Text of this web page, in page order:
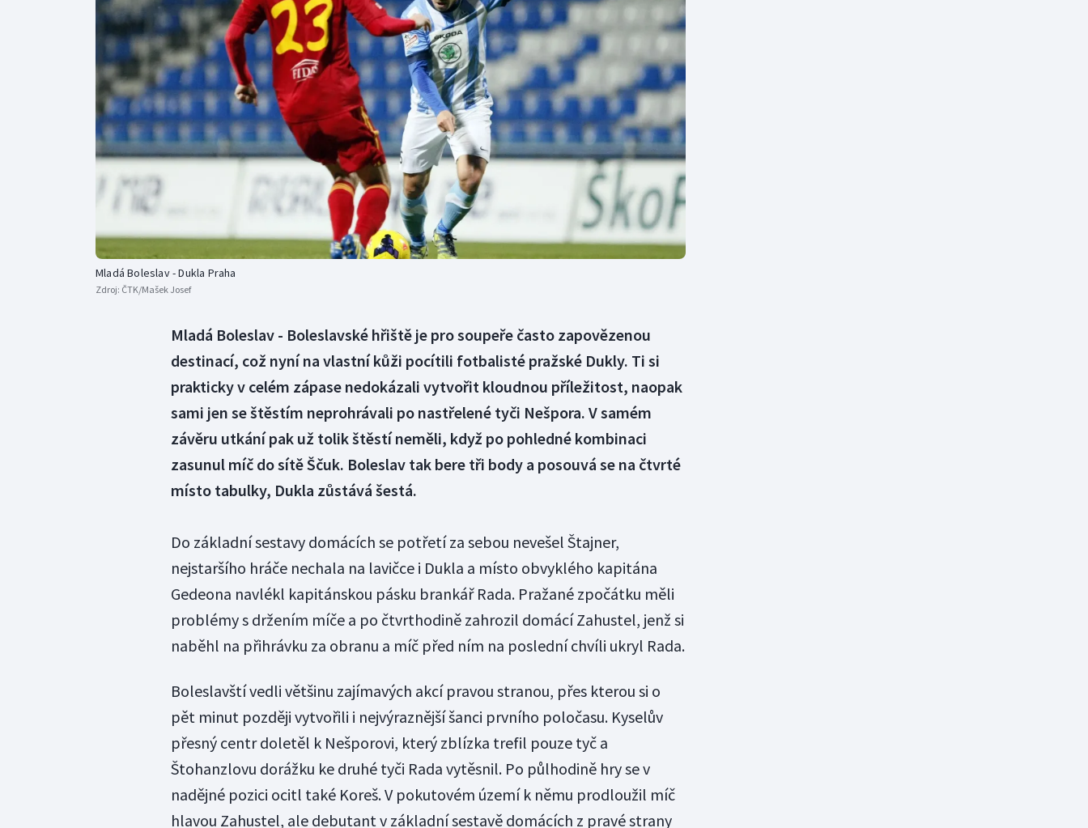
Curling
Dostihy
Florbal
Futsal
Golf
Gymnastika
Moderní pětiboj
Motorsport
Olympijské hry
Parasport
Plavání
Plážový volejbal
Triatlon
Veslování
Vodní slalom
Volejbal
Ostatní
Mladá Boleslav - Dukla Praha
Zdroj: ČTK/Mašek Josef
Mladá Boleslav - Boleslavské hřiště je pro soupeře často zapovězenou
destinací, což nyní na vlastní kůži pocítili fotbalisté pražské Dukly. Ti si
prakticky v celém zápase nedokázali vytvořit kloudnou příležitost, naopak
sami jen se štěstím neprohrávali po nastřelené tyči Nešpora. V samém
závěru utkání pak už tolik štěstí neměli, když po pohledné kombinaci
zasunul míč do sítě Ščuk. Boleslav tak bere tři body a posouvá se na čtvrté
místo tabulky, Dukla zůstává šestá.
Do základní sestavy domácích se potřetí za sebou nevešel Štajner,
nejstaršího hráče nechala na lavičce i Dukla a místo obvyklého kapitána
Gedeona navlékl kapitánskou pásku brankář Rada. Pražané zpočátku měli
problémy s držením míče a po čtvrthodině zahrozil domácí Zahustel, jenž si
naběhl na přihrávku za obranu a míč před ním na poslední chvíli ukryl Rada.
Boleslavští vedli většinu zajímavých akcí pravou stranou, přes kterou si o
pět minut později vytvořili i nejvýraznější šanci prvního poločasu. Kyselův
přesný centr doletěl k Nešporovi, který zblízka trefil pouze tyč a
Štohanzlovu dorážku ke druhé tyči Rada vytěsnil. Po půlhodině hry se v
nadějné pozici ocitl také Koreš. V pokutovém území k němu prodloužil míč
hlavou Zahustel, ale debutant v základní sestavě domácích z pravé strany